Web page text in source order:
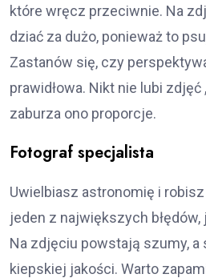
które wręcz przeciwnie. Na
dziać za dużo, ponieważ to
Zastanów się, czy
prawidłowa. Nikt nie lubi zdjęć
zaburza ono proporcje.
Fotograf specjalista
Uwielbiasz astronomię i
jeden z największych błędów,
Na zdjęciu powstają szumy,
kiepskiej jakości. Warto